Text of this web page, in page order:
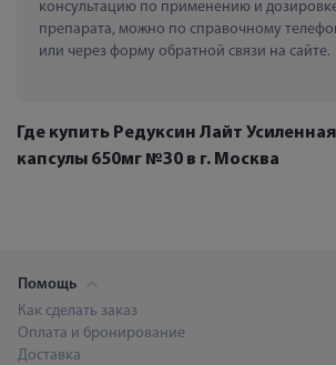
консультацию по применению и
препарата, можно по справочному
или через форму обратной связи на сайте.
Где купить Редуксин Лайт
капсулы 650мг №30 в г. Москва
Помощь
Как сделать заказ
Оплата и бронирование
Доставка